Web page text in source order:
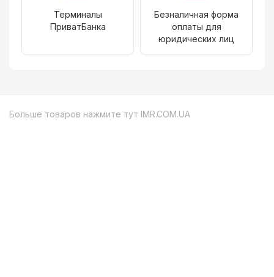
Терминалы
ПриватБанка
Безналичная форма
оплаты для
юридических лиц
Больше товаров нажмите тут IMR.COM.UA